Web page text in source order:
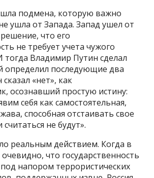
подмена, которую важно
ушла от Запада. Запад ушел от
что его
не требует учета чужого
тогда Владимир Путин сделал
определил последующие два
«нет», как
осознавший простую истину:
себя как самостоятельная,
способная отстаивать свое
не будут».
реальным действием. Когда в
очевидно, что государственность
напором террористических